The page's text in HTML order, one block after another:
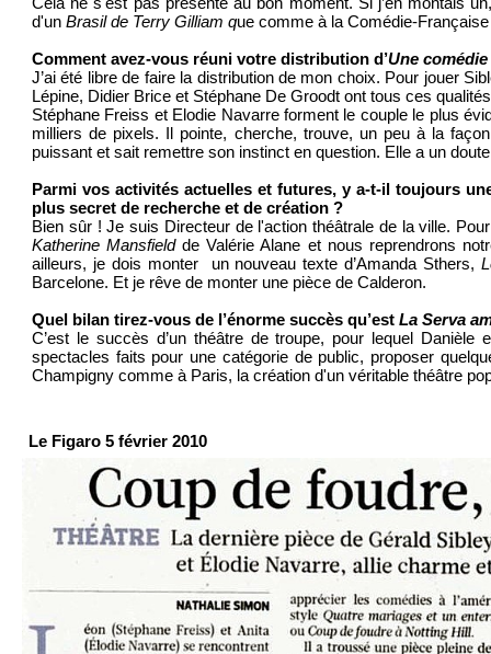
d'un Brasil de Terry Gilliam que comme à la Comédie-
Comment avez-vous réuni votre distribution d’Une
J’ai été libre de faire la distribution de mon choix. Pour jouer
Lépine, Didier Brice et Stéphane De Groodt ont tous ces
Stéphane Freiss et Elodie Navarre forment le couple le plus
milliers de pixels. Il pointe, cherche, trouve, un peu à la
puissant et sait remettre son instinct en question. Elle a un
Parmi vos activités actuelles et futures, y a-t-il toujours
plus secret de recherche et de création ?
Bien sûr ! Je suis Directeur de l'action théâtrale de la ville.
Katherine Mansfieldde Valérie Alane et nous reprendrons
ailleurs, je dois monter un nouveau texte d’Amanda Sthers,
Barcelone. Et je rêve de monter une pièce de Calderon.
Quel bilan tirez-vous de l’énorme succès qu’est La Serva
C’est le succès d’un théâtre de troupe, pour lequel
spectacles faits pour une catégorie de public, proposer
Champigny comme à Paris, la création d'un véritable théâtre
Le Figaro 5 février 2010